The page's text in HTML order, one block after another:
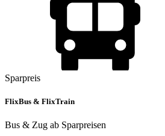
Sparpreis
FlixBus & FlixTrain
Bus & Zug ab Sparpreisen